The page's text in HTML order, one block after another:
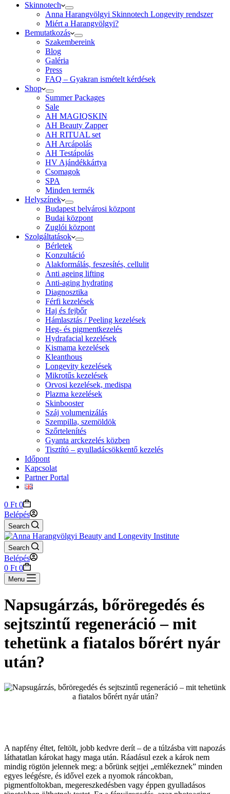
Skinnotech
Anna Harangvölgyi Skinnotech Longevity rendszer
Miért a Harangvölgyi?
Bemutatkozás
Szakembereink
Blog
Galéria
Press
FAQ – Gyakran ismételt kérdések
Shop
Summer Packages
Sale
AH MAGIQSKIN
AH Beauty Zapper
AH RITUAL set
AH Arcápolás
AH Testápolás
HV Ajándékkártya
Csomagok
SPA
Minden termék
Helyszínek
Budapest belvárosi központ
Budai központ
Zuglói központ
Szolgáltatások
Bérletek
Konzultáció
Alakformálás, feszesítés, cellulit
Anti ageing lifting
Anti-aging hydrating
Diagnosztika
Férfi kezelések
Haj és fejbőr
Hámlasztás / Peeling kezelések
Heg- és pigmentkezelés
Hydrafacial kezelések
Kismama kezelések
Kleanthous
Longevity kezelések
Mikrotűs kezelések
Orvosi kezelések, medispa
Plazma kezelések
Skinbooster
Száj volumenizálás
Szempilla, szemöldök
Szőrtelenítés
Gyanta arckezelés közben
Tisztító – gyulladácsökkentő kezelés
Időpont
Kapcsolat
Partner Portal
Shopping
cart
0 Ft 0
Belépés
Search
Search
Belépés
Shopping
cart
0 Ft 0
Menu
Napsugárzás, bőröregedés és
sejtszintű regeneráció – mit
tehetünk a fiatalos bőrért nyár
után?
A napfény éltet, feltölt, jobb kedvre derít – de a túlzásba vitt napozás
láthatatlan károkat hagy maga után. Ráadásul ezek a károk nem
mindig rögtön jelennek meg: a bőrünk sejtjei „emlékeznek” minden
egyes leégésre, és idővel ezek a nyomok ráncokban,
pigmentfoltokban, megereszkedésben vagy éppen gyulladásos